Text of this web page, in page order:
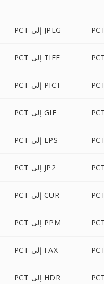
PCT إلى JPEG
PCT إلى TIFF
PCT إلى PICT
PCT إلى GIF
PCT إلى EPS
PCT إلى JP2
PCT إلى CUR
PCT إلى PPM
PCT إلى FAX
PCT إلى HDR